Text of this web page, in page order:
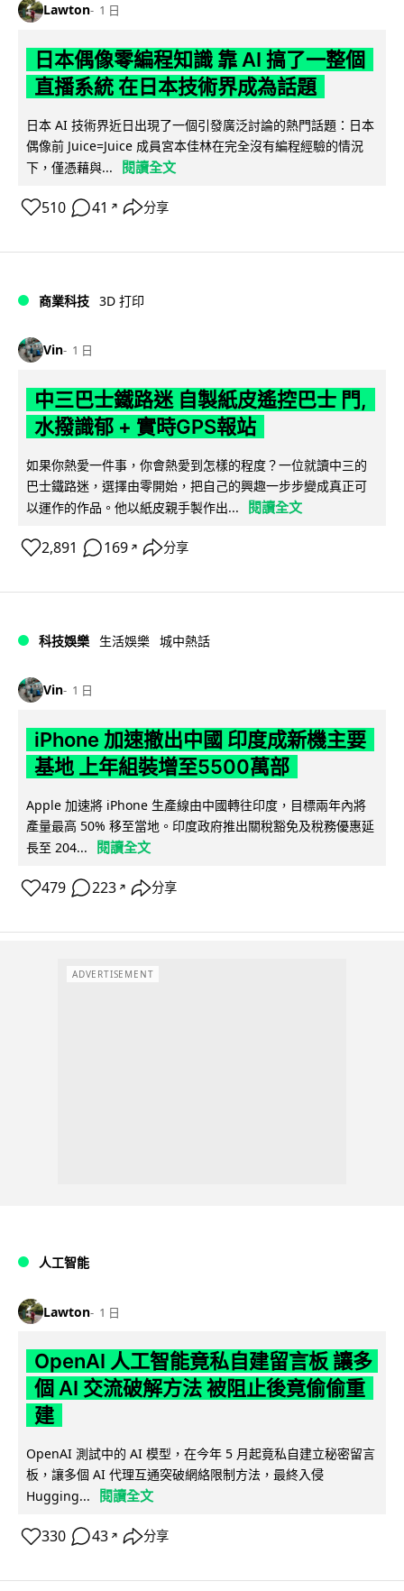
Lawton 1 日
日本偶像零編程知識 靠 AI 搞了一整個
直播系統 在日本技術界成為話題
日本 AI 技術界近日出現了一個引發廣泛討論的熱門話題：日本
偶像前 Juice=Juice 成員宮本佳林在完全沒有編程經驗的情況
下，僅憑藉與...
閱讀全文
510 41 ↗ 分享
商業科技 3D 打印
Vin 1 日
中三巴士鐵路迷 自製紙皮遙控巴士 門,
水撥識郁 + 實時GPS報站
如果你熱愛一件事，你會熱愛到怎樣的程度？一位就讀中三的
巴士鐵路迷，選擇由零開始，把自己的興趣一步步變成真正可
以運作的作品。他以紙皮親手製作出...
閱讀全文
2,891 169 ↗ 分享
科技娛樂 生活娛樂 城中熱話
Vin 1 日
iPhone 加速撤出中國 印度成新機主要
基地 上年組裝增至5500萬部
Apple 加速將 iPhone 生產線由中國轉往印度，目標兩年內將
產量最高 50% 移至當地。印度政府推出關稅豁免及稅務優惠延
長至 204...
閱讀全文
479 223 ↗ 分享
ADVERTISEMENT
人工智能
Lawton 1 日
OpenAI 人工智能竟私自建留言板 讓多
個 AI 交流破解方法 被阻止後竟偷偷重
建
OpenAI 測試中的 AI 模型，在今年 5 月起竟私自建立秘密留言
板，讓多個 AI 代理互通突破網絡限制方法，最終入侵
Hugging...
閱讀全文
330 43 ↗ 分享